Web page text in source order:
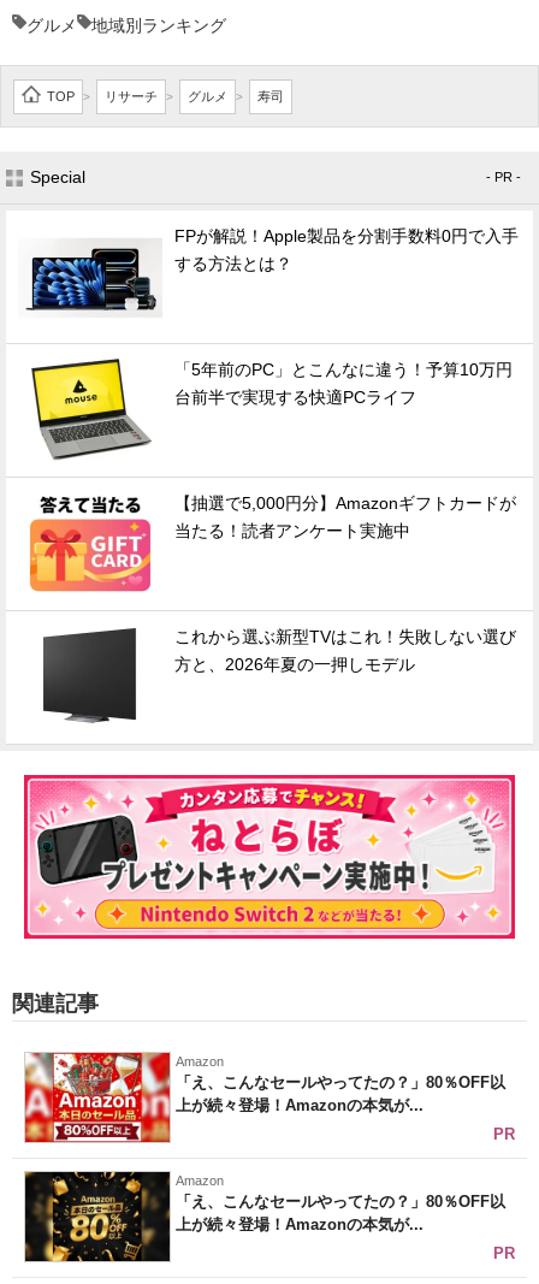
グルメ 地域別ランキング
TOP > リサーチ > グルメ > 寿司
Special - PR -
FPが解説！Apple製品を分割手数料0円で入手
する方法とは？
「5年前のPC」とこんなに違う！予算10万円
台前半で実現する快適PCライフ
【抽選で5,000円分】Amazonギフトカードが
当たる！読者アンケート実施中
これから選ぶ新型TVはこれ！失敗しない選び
方と、2026年夏の一押しモデル
関連記事
Amazon
「え、こんなセールやってたの？」80％OFF以
上が続々登場！Amazonの本気が...
PR
Amazon
「え、こんなセールやってたの？」80％OFF以
上が続々登場！Amazonの本気が...
PR